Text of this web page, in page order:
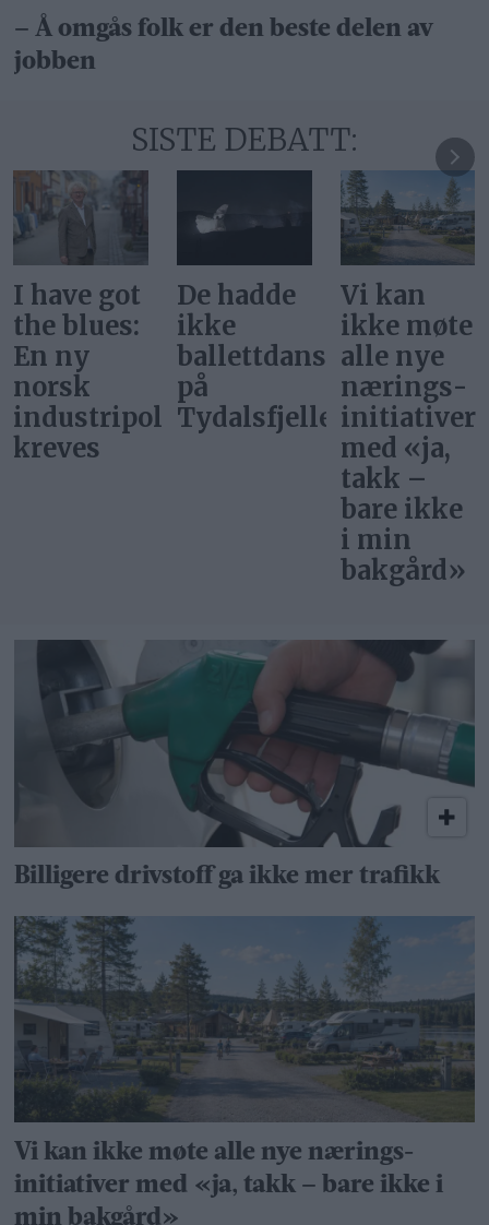
– Å omgås folk er den beste delen av
jobben
SISTE DEBATT:
De hadde
ikke
ballettdansere
på
Tydalsfjellet
Vi kan
ikke møte
alle nye
nærings­
initiativer
Svar på
«Gi alle
barn en
rettferdig
start»
Billigere drivstoff ga ikke mer trafikk
Vi kan ikke møte alle nye nærings­
initiativer med «ja, takk – bare ikke i
min bakgård»